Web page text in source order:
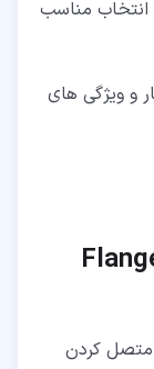
انتخاب مناسب
و ویژگی های
متصل کردن